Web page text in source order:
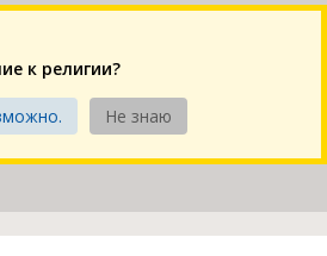
к религии?
Не знаю